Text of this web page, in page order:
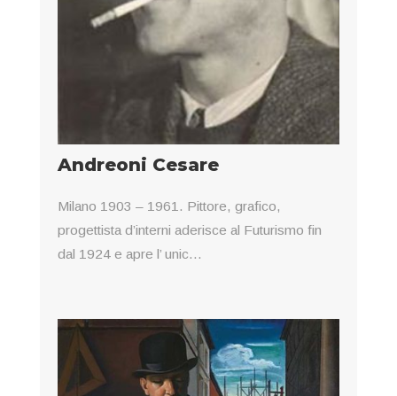
Andreoni Cesare
Milano 1903 – 1961. Pittore, grafico,
progettista d’interni aderisce al Futurismo fin
dal 1924 e apre l’ unic...